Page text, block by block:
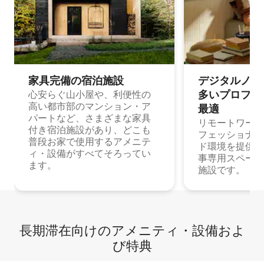
家具完備の宿⁠泊⁠施⁠設
心安らぐ山小屋や、利便性の
高い都市部のマンション・ア
パートなど、さまざまな家具
付き宿泊施設があり、どこも
普段お家で使用するアメニテ
ィ・設備がすべてそろってい
ます。
デジタルノ
多⁠いプ⁠ロ⁠フ⁠
最⁠適
リモートワー
フェッショナ
ド環境を提供
事専用スペー
施設です。
長期滞在向け⁠のア⁠メ⁠ニ⁠テ⁠ィ⁠・設⁠備⁠およ
び特⁠典